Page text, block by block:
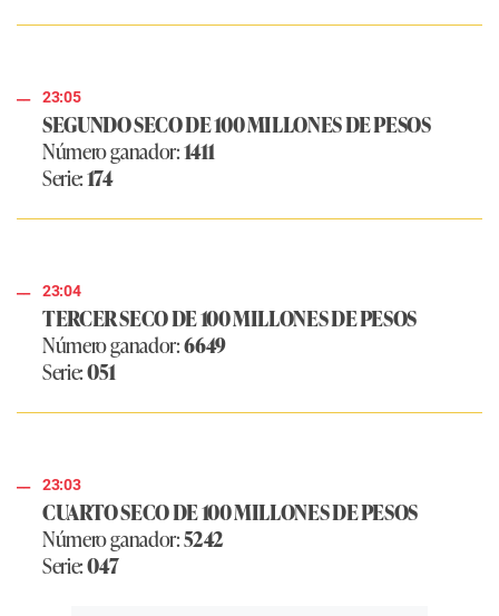
23:05
SEGUNDO SECO DE 100 MILLONES DE PESOS
Número ganador:1411
Serie:174
23:04
TERCER SECO DE 100 MILLONES DE PESOS
Número ganador:6649
Serie:051
23:03
CUARTO SECO DE 100 MILLONES DE PESOS
Número ganador:5242
Serie:047